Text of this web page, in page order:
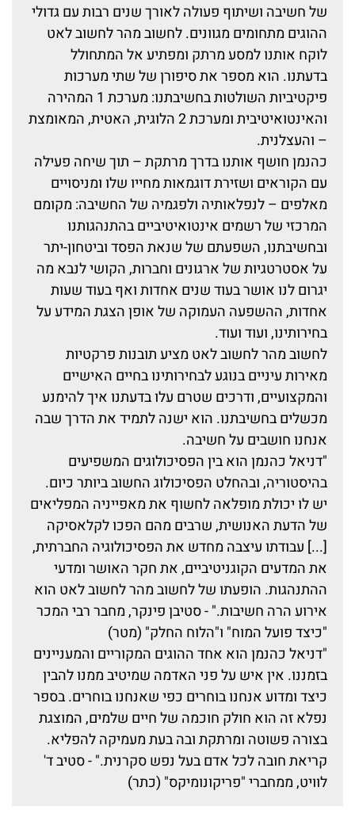
של חשיבה ושיתוף פעולה לאורך שנים רבות עם גדולי
ההוגים מתחומים מגוונים. לחשוב מהר לחשוב לאט
לוקח אותנו למסע מרתק ומפתיע אל המתחולל
בדעתנו. הוא מספר את סיפורן של שתי מערכות
פיקטיביות השולטות בחשיבתנו: מערכת 1 המהירה
והאינטואיטיבית ומערכת 2 הלוגית, האטית, המאומצת
– והעצלנית.
כהנמן חושף אותנו בדרך מרתקת – תוך שיחה פעילה
עם הקוראים ושזירת דוגמאות מחייו שלו ומניסויים
מאלפים – לנפלאותיה ולפגמיה של החשיבה: מקומם
המרכזי של רשמים אינטואיטיביים בהתנהגותנו
ובחשיבתנו, השפעתם של שנאת הפסד וביטחון-יתר
על אסטרטגיות של ארגונים וחברות, הקושי לנבא מה
יגרום לנו אושר בעוד שנים אחדות ואף בעוד שעות
אחדות, ההשפעה העמוקה של אופן הצגת המידע על
בחירותינו, ועוד ועוד.
לחשוב מהר לחשוב לאט מציע תובנות פרקטיות
מאירות עיניים בנוגע לבחירותינו בחיים האישיים
והמקצועיים, ודרכים שטרם עלו בדעתנו איך להימנע
מכשלים בחשיבתנו. הוא ישנה לתמיד את הדרך שבה
אנחנו חושבים על חשיבה.
"דניאל כהנמן הוא בין הפסיכולוגים המשפיעים
בהיסטוריה, ובהחלט הפסיכולוג החשוב ביותר כיום.
יש לו יכולת מופלאה לחשוף את מאפייניה המפליאים
של הדעת האנושית, שרבים מהם הפכו לקלאסיקה
[...] עבודתו עיצבה מחדש את הפסיכולוגיה החברתית,
את המדעים הקוגניטיביים, את חקר האושר ומדעי
ההתנהגות. הופעתו של לחשוב מהר לחשוב לאט הוא
אירוע הרה חשיבות." - סטיבן פינקר, מחבר רבי המכר
"כיצד פועל המוח" ו"הלוח החלק" (מטר)
"דניאל כהנמן הוא אחד ההוגים המקוריים והמעניינים
בזמננו. אין איש על פני האדמה שמיטיב ממנו להבין
כיצד ומדוע אנחנו בוחרים כפי שאנחנו בוחרים. בספר
נפלא זה הוא חולק חוכמה של חיים שלמים, המוצגת
בצורה פשוטה ומרתקת ובה בעת מעמיקה להפליא.
קריאת חובה לכל אדם בעל נפש סקרנית." - סטיב ד'
לוויט, ממחברי "פריקונומיקס" (כתר)